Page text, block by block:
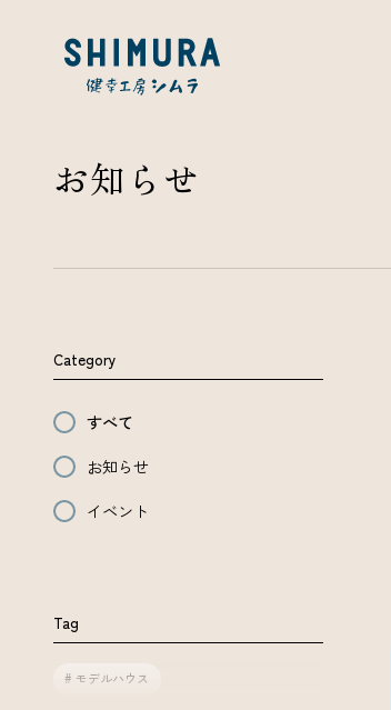
お知らせ
Category
すべて
お知らせ
イベント
Tag
# モデルハウス